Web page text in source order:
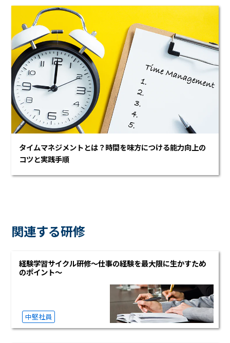
タイムマネジメントとは？時間を味方につける能力向上の
コツと実践手順
関連する研修
経験学習サイクル研修～仕事の経験を最大限に生かすため
のポイント～
中堅社員